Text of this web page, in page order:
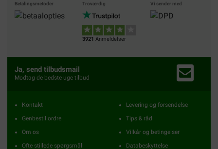
Betalingsmetoder Troværdig
3921 Anmeldelser
Vi sender med
Ja, send tilbudsmail
Modtag de bedste uge tilbud
Kontakt
Genbestil ordre
Om os
Ofte stillede spørgsmål
Levering og forsendelse
Tips & råd
Vilkår og betingelser
Databeskyttelse